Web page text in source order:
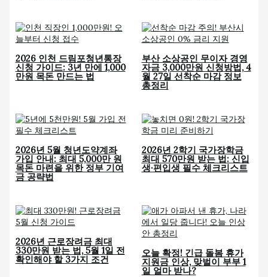
2026 인천 드림포청년통장
신청 가이드: 3년 만에 1,000
만원 목돈 만드는 법
부산 소상공인 무이자 경영
자금 3,000만원 신청방법, 4
월 27일 선착순 마감 정보
총정리
2026년 5월 청년도약계좌
가입 안내: 최대 5,000만 원
목돈 마련을 위한 정부 기여
금 공략법
2026년 2학기 국가장학금
최대 570만원 받는 법: 신입
생·편입생 필수 체크리스트
2026년 근로장려금 최대
330만원 받는 법, 5월 1일 전
확인해야 할 3가지 조건
오늘 확정! 긴급 돌봄 휴가
지원금 인상, 맞벌이 부부 1
일 얼마 받나?